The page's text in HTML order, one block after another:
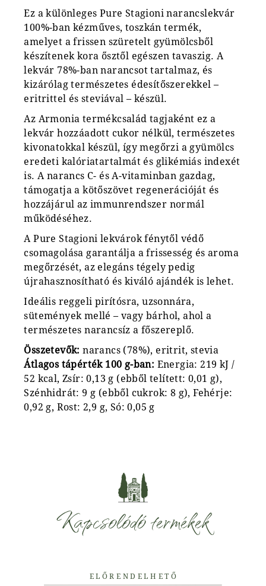
Ez a különleges Pure Stagioni narancslekvár
100%-ban kézműves, toszkán termék,
amelyet a frissen szüretelt gyümölcsből
készítenek kora ősztől egészen tavaszig. A
lekvár 78%-ban narancsot tartalmaz, és
kizárólag természetes édesítőszerekkel –
eritrittel és steviával – készül.
Az Armonia termékcsalád tagjaként ez a
lekvár hozzáadott cukor nélkül, természetes
kivonatokkal készül, így megőrzi a gyümölcs
eredeti kalóriatartalmát és glikémiás indexét
is. A narancs C- és A-vitaminban gazdag,
támogatja a kötőszövet regenerációját és
hozzájárul az immunrendszer normál
működéséhez.
A Pure Stagioni lekvárok fénytől védő
csomagolása garantálja a frissesség és aroma
megőrzését, az elegáns tégely pedig
újrahasznosítható és kiváló ajándék is lehet.
Ideális reggeli pirítósra, uzsonnára,
sütemények mellé – vagy bárhol, ahol a
természetes narancsíz a főszereplő.
Összetevők: narancs (78%), eritrit, stevia
Átlagos tápérték 100 g-ban: Energia: 219 kJ /
52 kcal, Zsír: 0,13 g (ebből telített: 0,01 g),
Szénhidrát: 9 g (ebből cukrok: 8 g), Fehérje:
0,92 g, Rost: 2,9 g, Só: 0,05 g
Kapcsolódó termékek
ELŐRENDELHETŐ